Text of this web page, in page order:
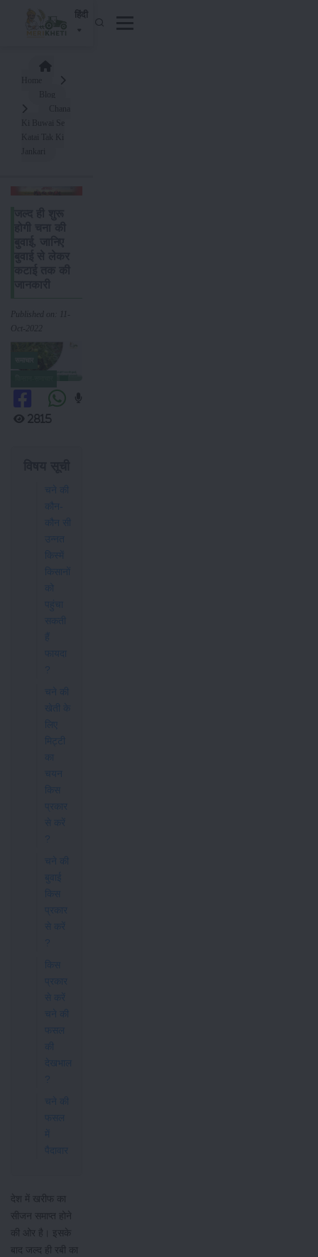
हिंदी
Published on: 11-
Oct-2022
2815
चने की
कौन-
कौन सी
उन्नत
किस्में
किसानों
को
पहुंचा
सकती
फायदा
?
चने की
खेती के
मिट्टी
का
चयन
किस
प्रकार
से करें
?
चने की
बुवाई
किस
प्रकार
से करें
?
किस
प्रकार
से करें
चने की
फसल
की
देखभाल
?
चने की
फसल
में
पैदावार
देश में खरीफ का
सीजन समाप्त होने
की ओर है। इसके
बाद जल्द ही रबी का